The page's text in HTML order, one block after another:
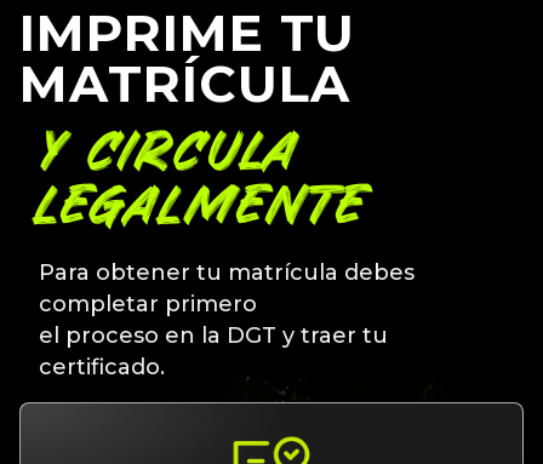
IMPRIME TU
MATRÍCULA
Y CIRCULA
LEGALMENTE
Para obtener tu matrícula debes
completar primero
el proceso en la DGT y traer tu
certificado.